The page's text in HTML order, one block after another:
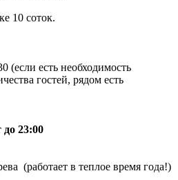
10 соток.
(если есть необходимость
гостей, рядом есть
до 23:00
(работает в теплое время года!)